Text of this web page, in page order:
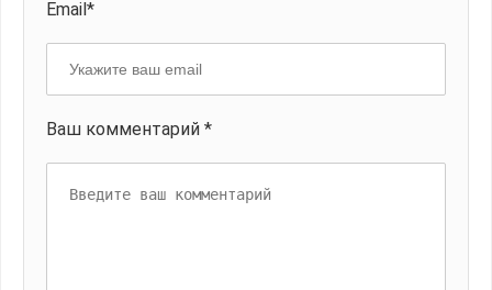
Email*
Ваш комментарий *